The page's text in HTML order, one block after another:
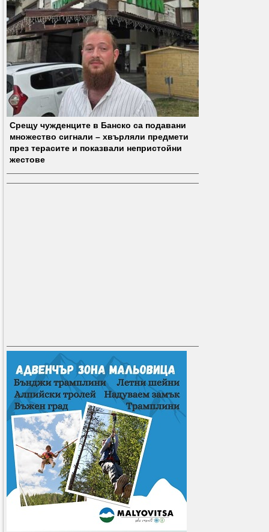
Срещу чужденците в Банско са подавани
множество сигнали – хвърляли предмети
през терасите и показвали непристойни
жестове